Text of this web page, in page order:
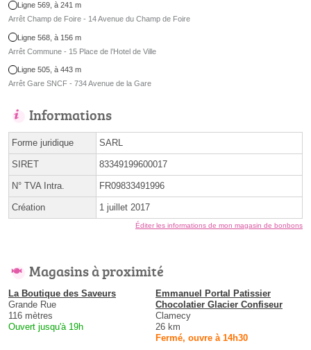
Ligne 569, à 241 m
Arrêt Champ de Foire - 14 Avenue du Champ de Foire
Ligne 568, à 156 m
Arrêt Commune - 15 Place de l’Hotel de Ville
Ligne 505, à 443 m
Arrêt Gare SNCF - 734 Avenue de la Gare
Informations
Forme juridique SARL
SIRET 83349199600017
N° TVA Intra. FR09833491996
Création 1 juillet 2017
Éditer les informations de mon magasin de bonbons
Magasins à proximité
La Boutique des Saveurs
Grande Rue
116 mètres
Ouvert jusqu'à 19h
Emmanuel Portal Patissier
Chocolatier Glacier Confiseur
Clamecy
26 km
Fermé, ouvre à 14h30